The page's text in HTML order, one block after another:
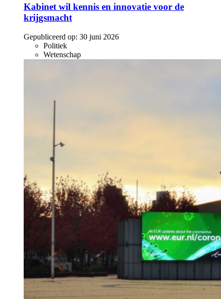
Kabinet wil kennis en innovatie voor de
krijgsmacht
Gepubliceerd op: 30 juni 2026
Politiek
Wetenschap